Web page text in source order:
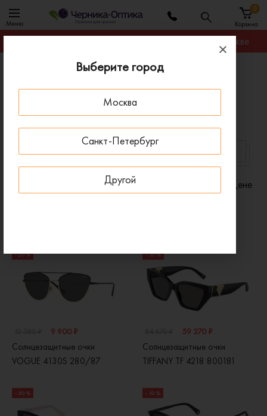
Выберите город
Москва
Санкт-Петербург
Другой
Меню Корзина
0
Гарантируем лучшую цену на любую оправу в Москве
Солнцезащитные очки
Солнцезащитные очки женские Кошачий глаз
Солнцезащитные очки женские Кошачий глаз
Цене
- 20 %
9 900 ₽
Солнцезащитные очки
VOGUE 4130S 280/87
- 30 %
59 270 ₽
Солнцезащитные очки
TIFFANY TF 4218 800181
- 50 % - 10 %